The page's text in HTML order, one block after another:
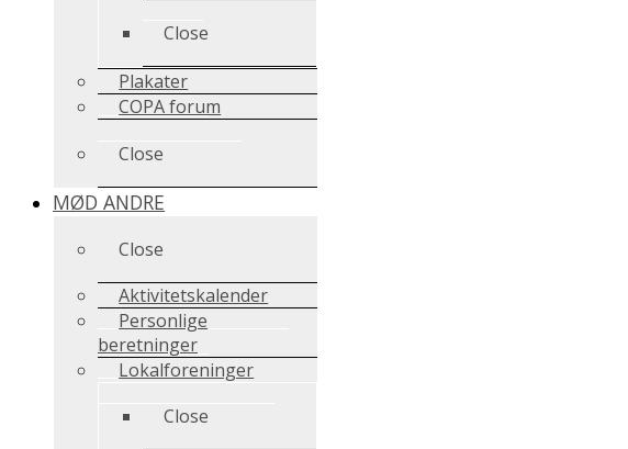
Close
Plakater
COPA forum
Close
MØD ANDRE
Close
Aktivitetskalender
Personlige
beretninger
Lokalforeninger
Close